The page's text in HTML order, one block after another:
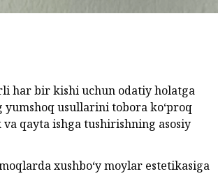
har bir kishi uchun odatiy holatga
usullarini tobora ko‘proq
qayta ishga tushirishning asosiy
xushbo‘y moylar estetikasiga